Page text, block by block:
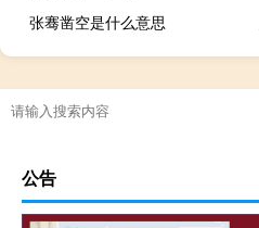
张骞凿空是什么意思
公告